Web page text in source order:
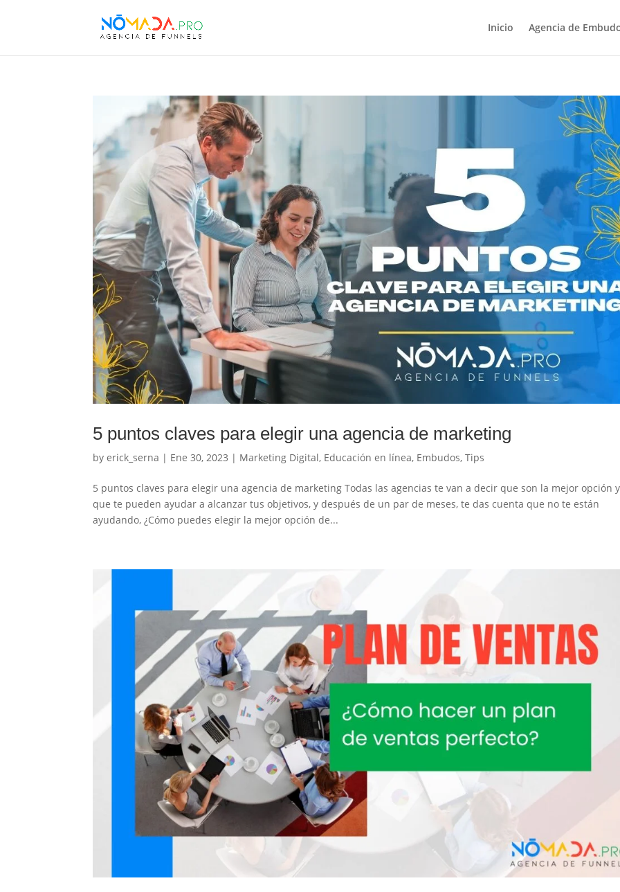
Inicio Agencia de
5 puntos claves para elegir una agencia de marketing
byerick_serna | Ene 30, 2023 | Marketing Digital, Educación en línea, Embudos,Tips
5 puntos claves para elegir una agencia de marketing Todas las agencias te van a decir que son la mejor opción y
que te pueden ayudar a alcanzar tus objetivos, y después de un par de meses, te das cuenta que no te están
ayudando, ¿Cómo puedes elegir la mejor opción de...